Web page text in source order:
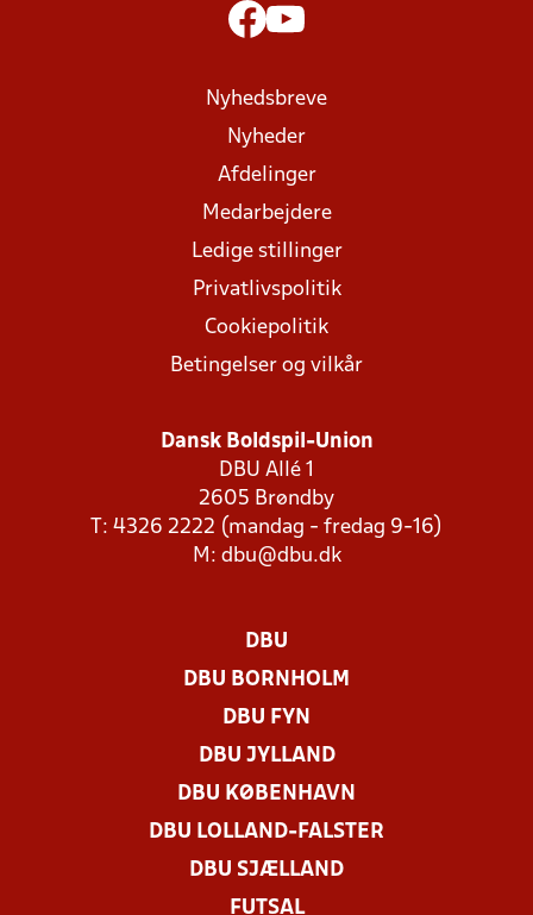
Nyhedsbreve
Nyheder
Afdelinger
Medarbejdere
Ledige stillinger
Privatlivspolitik
Cookiepolitik
Betingelser og vilkår
Dansk Boldspil-Union
DBU Allé 1
2605 Brøndby
T: 4326 2222 (mandag - fredag 9-16)
M: dbu@dbu.dk
DBU
DBU BORNHOLM
DBU FYN
DBU JYLLAND
DBU KØBENHAVN
DBU LOLLAND-FALSTER
DBU SJÆLLAND
FUTSAL